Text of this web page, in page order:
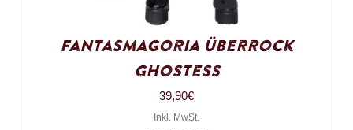
Fantasmagoria Überrock
Ghostess
39,90€
Inkl. MwSt.